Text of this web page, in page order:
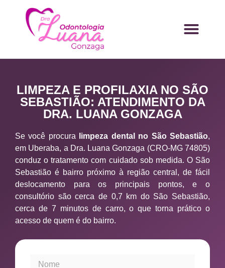
LIMPEZA E PROFILAXIA NO SÃO
SEBASTIÃO: ATENDIMENTO DA
DRA. LUANA GONZAGA
Se você procura limpeza dental no São Sebastião,
em Uberaba, a Dra. Luana Gonzaga (CRO-MG 74805)
conduz o tratamento com cuidado sob medida. O São
Sebastião é bairro próximo à região central, de fácil
deslocamento para os principais pontos, e o
consultório são cerca de 0,7 km do São Sebastião,
cerca de 7 minutos de carro, o que torna prático o
acesso de quem é do bairro.